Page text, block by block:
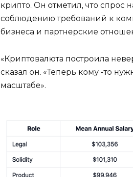
крипто. Он отметил, что спрос
соблюдению требований к
бизнеса и партнерские
«Криптовалюта построила
сказал он. «Теперь кому -то
масштабе».